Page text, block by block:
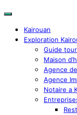
Kairouan
Exploration
Guide
Maison
Agence
Agence
Notaire a